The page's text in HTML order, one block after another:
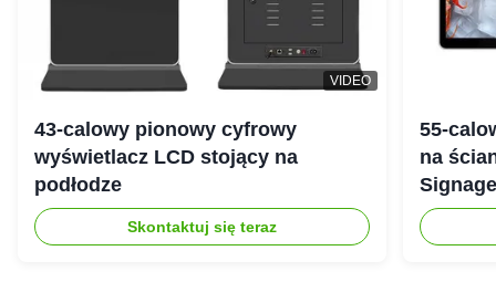
VIDEO
43-calowy pionowy cyfrowy
wyświetlacz LCD stojący na
podłodze
Skontaktuj się teraz
55-
na